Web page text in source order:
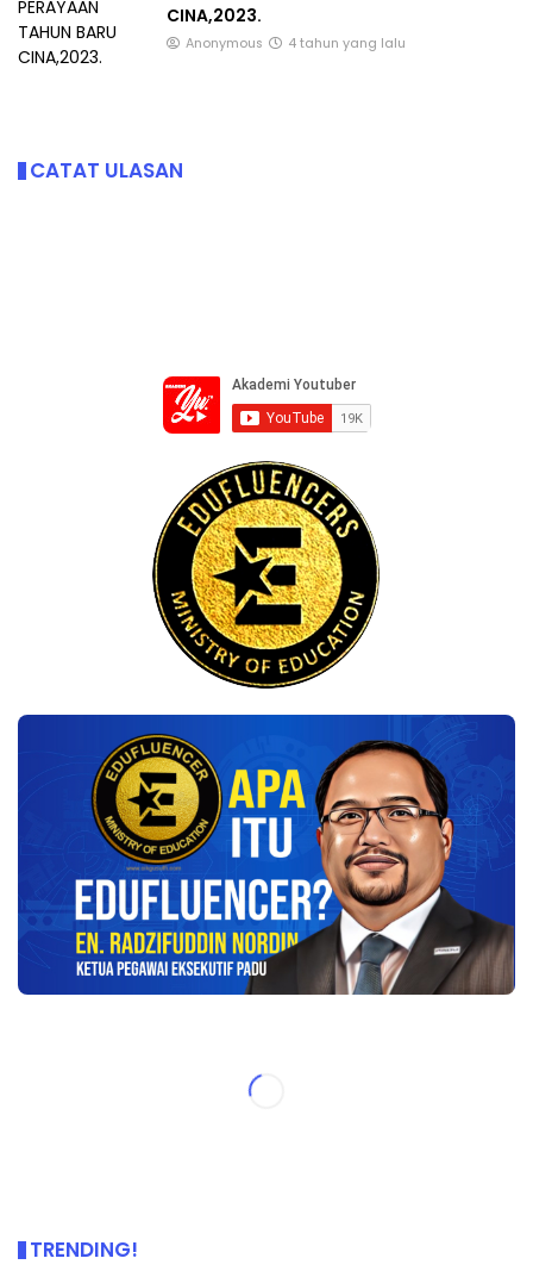
CINA,2023.
Anonymous 4 tahun yang lalu
CATAT ULASAN
TRENDING!